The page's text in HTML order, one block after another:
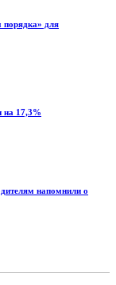
порядка» для
на 17,3%
напомнили о